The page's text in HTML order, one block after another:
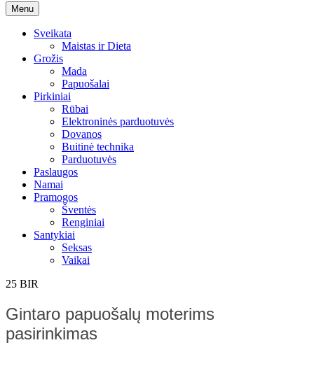
Menu Skip
to
content
Sveikata
Maistas ir Dieta
Grožis
Mada
Papuošalai
Pirkiniai
Rūbai
Elektroninės parduotuvės
Dovanos
Buitinė technika
Parduotuvės
Paslaugos
Namai
Pramogos
Šventės
Renginiai
Santykiai
Seksas
Vaikai
25 BIR
Gintaro papuošalų moterims
pasirinkimas